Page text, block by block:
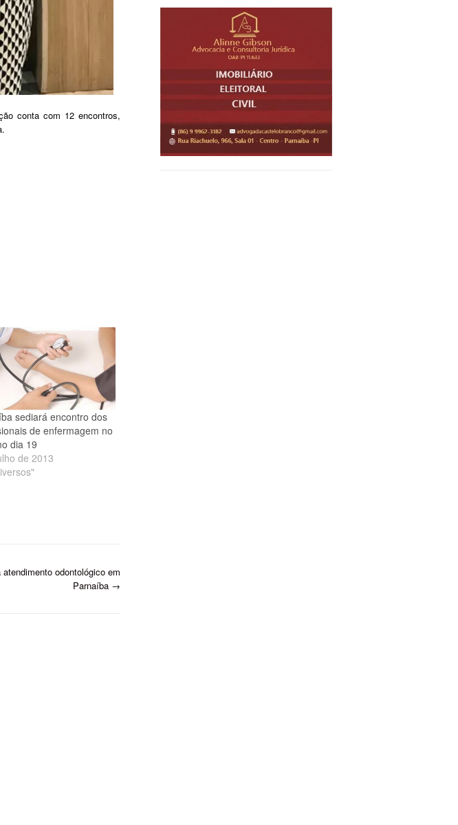
conta com 12 encontros,
sediará encontro dos
de enfermagem no
dia 19
de 2013
odontológico em
Parnaíba →